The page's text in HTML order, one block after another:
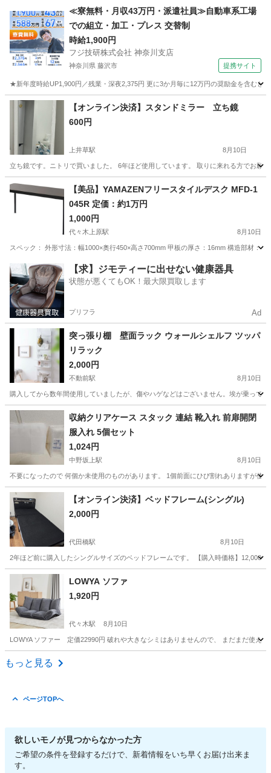
練馬春日町駅 テーブル
≪寮無料・月収43万円・派遣社員≫自動車系工場
での組立・加工・プレス 交替制
時給1,900円
フジ技研株式会社 神奈川支店
神奈川県 藤沢市 提携サイト
★新年度時給UP1,900円／残業・深夜2,375円 更に3か月毎に12万円の奨励金を含む
神奈川 藤沢市 その他
【オンライン決済】スタンドミラー 立ち鏡
600円
上井草駅 8月10日
立ち鏡です。ニトリで買いました。 6年ほど使用しています。 取りに来れる方でお願
東京 上井草駅
【美品】YAMAZENフリースタイルデスク MFD-1
045R 定価：約1万円
1,000円
代々木上原駅 8月10日
スペック： 外形寸法：幅1000×奥行450×高さ700mm 甲板の厚さ：16mm 構造部材：
東京 渋谷区 代々木上原駅 テーブル MFD
【求】ジモティーに出せない健康器具
状態が悪くてもOK！最大限買取します
プリフラ Ad
突っ張り棚 壁面ラック ウォールシェルフ ツッパ
リラック
2,000円
不動前駅 8月10日
購入してから数年間使用していましたが、傷やハゲなどはございません。埃が乗って
東京 品川区 不動前駅 ラック
収納クリアケース スタック 連結 靴入れ 前扉開閉
服入れ 5個セット
1,024円
中野坂上駅 8月10日
不要になったので 何個か未使用のものがあります。 1個前面にひび割れありますが使
東京 中野区 中野坂上駅 収納家具 クリアケース
【オンライン決済】ベッドフレーム(シングル)
2,000円
代田橋駅 8月10日
2年ほど前に購入したシングルサイズのベッドフレームです。 【購入時価格】12,000
東京 杉並区
LOWYA ソファ
1,920円
代々木駅 8月10日
LOWYA ソファー 定価22990円 破れや大きなシミはありませんので、 まだまだ使え
東京 新宿区
もっと見る
ページTOPへ
欲しいモノが見つからなかった方
ご希望の条件を登録するだけで、新着情報をいち早くお届け出来ま
す。